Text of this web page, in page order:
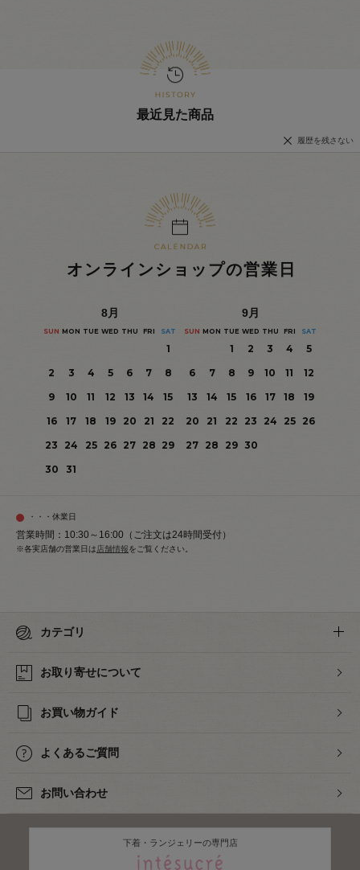
最近見た商品
履歴を残さない
オンラインショップの営業日
8月
SUN MON TUE WED THU FRI SAT
1
2
3 4 5 6 7
8
9
10 11 12 13 14
15
16
17 18 19 20 21
22
23
24 25 26 27 28 29
30
31
9月
SUN MON TUE WED THU FRI SAT
1 2 3 4
5
6
7 8 9 10 11
12
13
14 15 16 17 18
19
20
21 22 23 24 25
26
27 28 29 30
・・・休業日
営業時間：10:30～16:00（ご注文は24時間受付）
※各実店舗の営業日は店舗情報をご覧ください。
カテゴリ
お取り寄せについて
お買い物ガイド
よくあるご質問
お問い合わせ
下着・ランジェリーの専門店